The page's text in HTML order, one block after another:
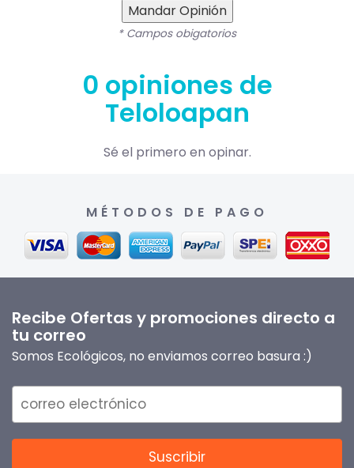
Mandar Opinión
* Campos obigatorios
0 opiniones de
Teloloapan
Sé el primero en opinar.
MÉTODOS DE PAGO
Recibe Ofertas y promociones directo a
tu correo
Somos Ecológicos, no enviamos correo basura :)